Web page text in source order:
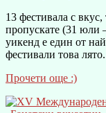
13 фестивала с
пропускате (31 юли
уикенд е един от
фестивали това
Прочети още :)